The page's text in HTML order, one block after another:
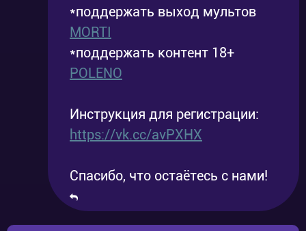
*поддержать выход мультов
MORTI
*поддержать контент 18+
POLENO
Инструкция для регистрации:
https://vk.cc/avPXHX
Спасибо, что остаётесь с нами!